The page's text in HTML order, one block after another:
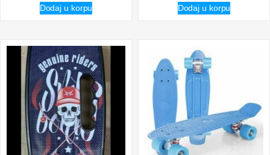
Dodaj u korpu Dodaj u korpu